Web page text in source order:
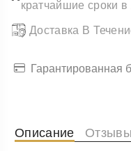
кратчайшие сроки
Доставка В
Гарантированная
Описание